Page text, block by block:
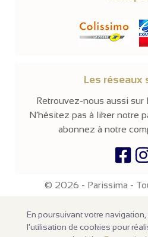
Les réseaux
Retrouvez-nous aussi sur
N’hésitez pas à liker notre
abonnez à notre
© 2026 - Parissima -
En poursuivant votre
l'utilisation de cookies pour
la beauté. Les prix sont affichés
vendus à l'unité avec un